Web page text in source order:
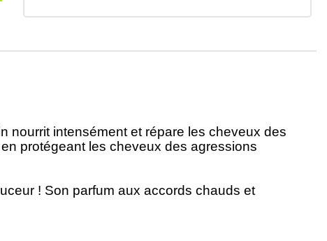
nourrit intensément et répare les cheveux des
protégeant les cheveux des agressions
! Son parfum aux accords chauds et